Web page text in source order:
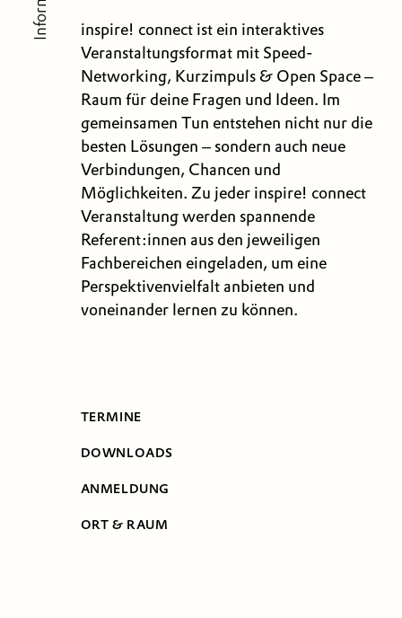
inspire! connect ist ein interaktives
Veranstaltungs­format mit Speed-
Networking, Kurzimpuls & Open Space –
Raum für deine Fragen und Ideen. Im
gemeinsamen Tun entstehen nicht nur die
besten Lösungen – sondern auch neue
Verbindungen, Chancen und
Möglichkeiten. Zu jeder inspire! connect
Veranstaltung werden spannende
Referent:innen aus den jeweiligen
Fachbereichen eingeladen, um eine
Perspektivenvielfalt anbieten und
voneinander lernen zu können.
TERMINE
DOWNLOADS
ANMELDUNG
ORT & RAUM